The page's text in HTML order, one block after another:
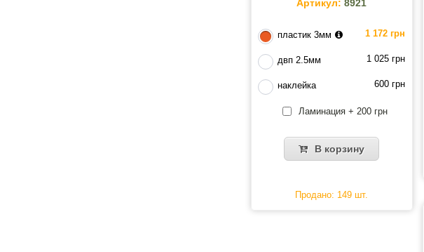
Артикул: 8921
пластик 3мм 1 172 грн
двп 2.5мм 1 025 грн
наклейка 600 грн
Ламинация + 200 грн
В корзину
Продано: 149 шт.